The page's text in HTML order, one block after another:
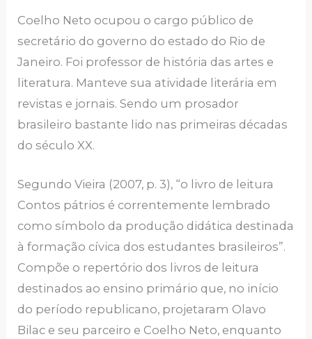
Coelho Neto ocupou o cargo público de
secretário do governo do estado do Rio de
Janeiro. Foi professor de história das artes e
literatura. Manteve sua atividade literária em
revistas e jornais. Sendo um prosador
brasileiro bastante lido nas primeiras décadas
do século XX.
Segundo Vieira (2007, p. 3), “o livro de leitura
Contos pátrios é correntemente lembrado
como símbolo da produção didática destinada
à formação cívica dos estudantes brasileiros”.
Compõe o repertório dos livros de leitura
destinados ao ensino primário que, no início
do período republicano, projetaram Olavo
Bilac e seu parceiro e Coelho Neto, enquanto